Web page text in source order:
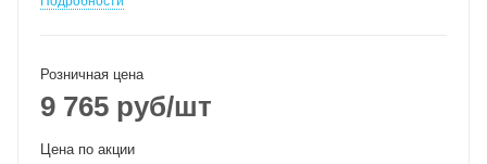
Розничная цена
9 765 руб/шт
Цена по акции